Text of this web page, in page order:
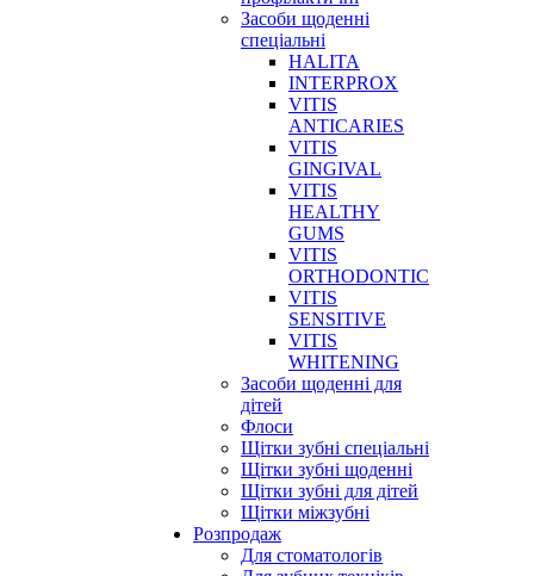
Засоби щоденні
спеціальні
HALITA
INTERPROX
VITIS
ANTICARIES
VITIS
GINGIVAL
VITIS
HEALTHY
GUMS
VITIS
ORTHODONTIC
VITIS
SENSITIVE
VITIS
WHITENING
Засоби щоденні для
дітей
Флоси
Щітки зубні спеціальні
Щітки зубні щоденні
Щітки зубні для дітей
Щітки міжзубні
Розпродаж
Для стоматологів